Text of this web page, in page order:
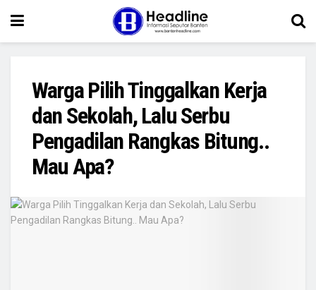
Warga Pilih Tinggalkan Kerja
dan Sekolah, Lalu Serbu
Pengadilan Rangkas Bitung..
Mau Apa?